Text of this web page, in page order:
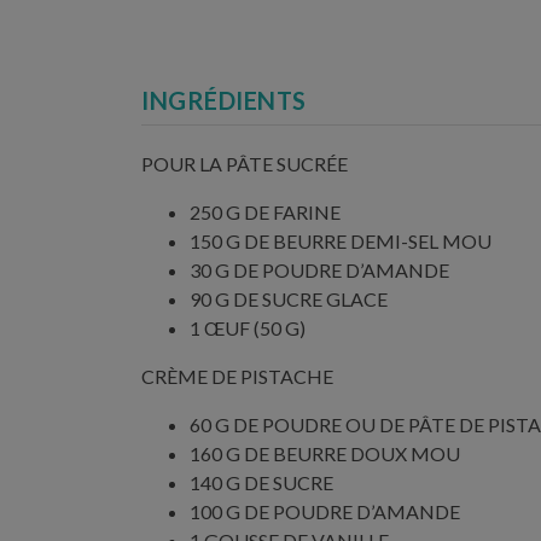
INGRÉDIENTS
POUR LA PÂTE SUCRÉE
250 G DE FARINE
150 G DE BEURRE DEMI-SEL MOU
30 G DE POUDRE D’AMANDE
90 G DE SUCRE GLACE
1 ŒUF (50 G)
CRÈME DE PISTACHE
60 G DE POUDRE OU DE PÂTE DE
160 G DE BEURRE DOUX MOU
140 G DE SUCRE
100 G DE POUDRE D’AMANDE